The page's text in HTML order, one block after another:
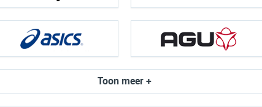
Toon meer +